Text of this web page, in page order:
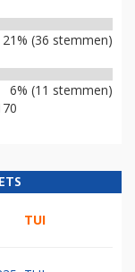
21% (36 stemmen)
6% (11 stemmen)
TUI